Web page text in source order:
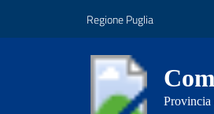
Regione Puglia
Provincia